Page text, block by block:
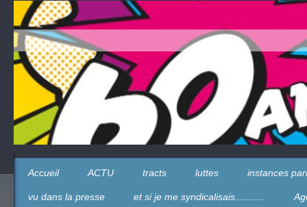
Accueil ACTU tracts luttes instances
vu dans la presse et si je me syndicalisais...........